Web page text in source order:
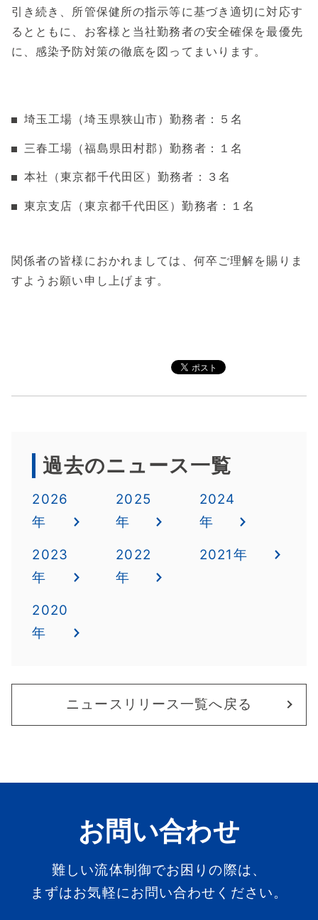
引き続き、所管保健所の指示等に基づき適切に対応す
るとともに、お客様と当社勤務者の安全確保を最優先
に、感染予防対策の徹底を図ってまいります。
埼玉工場（埼玉県狭山市）勤務者：５名
三春工場（福島県田村郡）勤務者：１名
本社（東京都千代田区）勤務者：３名
東京支店（東京都千代田区）勤務者：１名
関係者の皆様におかれましては、何卒ご理解を賜りま
すようお願い申し上げます。
過去のニュース一覧
2026
年
2025
年
2024
年
2023
年
2022
年
2021年
2020
年
ニュースリリース一覧へ戻る
お問い合わせ
難しい流体制御でお困りの際は、
まずはお気軽にお問い合わせください。